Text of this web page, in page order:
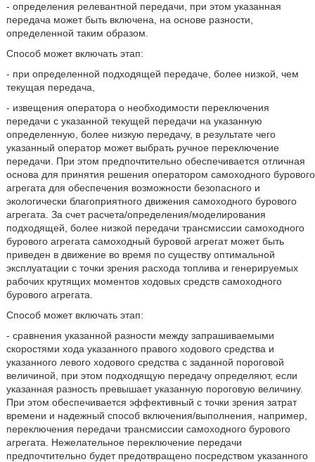
- определения релевантной передачи, при этом указанная
передача может быть включена, на основе разности,
определенной таким образом.
Способ может включать этап:
- при определенной подходящей передаче, более низкой, чем
текущая передача,
- извещения оператора о необходимости переключения
передачи с указанной текущей передачи на указанную
определенную, более низкую передачу, в результате чего
указанный оператор может выбрать ручное переключение
передачи. При этом предпочтительно обеспечивается отличная
основа для принятия решения оператором самоходного бурового
агрегата для обеспечения возможности безопасного и
экологически благоприятного движения самоходного бурового
агрегата. За счет расчета/определения/моделирования
подходящей, более низкой передачи трансмиссии самоходного
бурового агрегата самоходный буровой агрегат может быть
приведен в движение во время по существу оптимальной
эксплуатации с точки зрения расхода топлива и генерируемых
рабочих крутящих моментов ходовых средств самоходного
бурового агрегата.
Способ может включать этап:
- сравнения указанной разности между запрашиваемыми
скоростями хода указанного правого ходового средства и
указанного левого ходового средства с заданной пороговой
величиной, при этом подходящую передачу определяют, если
указанная разность превышает указанную пороговую величину.
При этом обеспечивается эффективный с точки зрения затрат
времени и надежный способ включения/выполнения, например,
переключения передачи трансмиссии самоходного бурового
агрегата. Нежелательное переключение передачи
предпочтительно будет предотвращено посредством указанного